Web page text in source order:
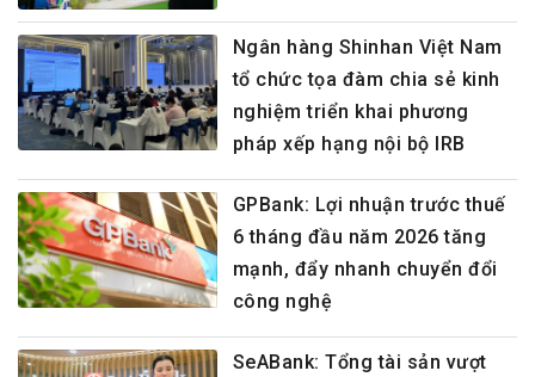
Ngân hàng Shinhan Việt Nam
tổ chức tọa đàm chia sẻ kinh
nghiệm triển khai phương
pháp xếp hạng nội bộ IRB
GPBank: Lợi nhuận trước thuế
6 tháng đầu năm 2026 tăng
mạnh, đẩy nhanh chuyển đổi
công nghệ
SeABank: Tổng tài sản vượt